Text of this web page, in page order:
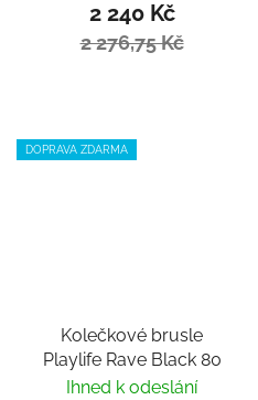
2 240 Kč
2 276,75 Kč
DOPRAVA ZDARMA
Kolečkové brusle
Playlife Rave Black 80
Ihned k odeslání